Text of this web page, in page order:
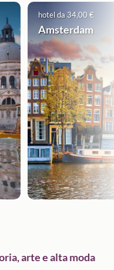
hotel da 34,00 €
Amsterdam
arte e alta moda